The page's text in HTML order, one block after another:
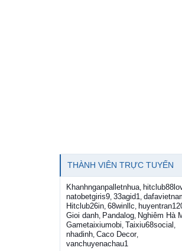
THÀNH VIÊN TRỰC TUYẾN
Khanhnganpalletnhua,
natobetgiris9, 33agid1,
Hitclub26in, 68winllc,
Gioi danh, Pandalog, Nghiêm Hà
Gametaixiumobi, Taixiu68social ,
nhadinh, Caco Decor,
vanchuyenachau1